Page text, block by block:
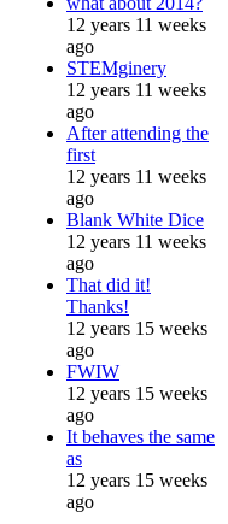
12 years 11 weeks
ago
STEMginery
12 years 11 weeks
ago
After attending the
first
12 years 11 weeks
ago
Blank White Dice
12 years 11 weeks
ago
That did it!
Thanks!
12 years 15 weeks
ago
FWIW
12 years 15 weeks
ago
It behaves the same
as
12 years 15 weeks
ago